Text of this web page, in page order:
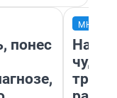
понес